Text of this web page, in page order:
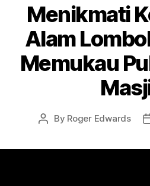
Menikmati
Alam
Memukau
Post
By Roger Edwards